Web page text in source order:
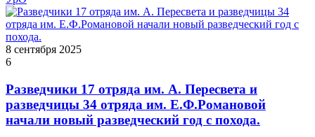
8 сентября 2025
6
Разведчики 17 отряда им. А. Пересвета и
разведчицы 34 отряда им. Е.Ф.Романовой
начали новый разведческий год с похода.